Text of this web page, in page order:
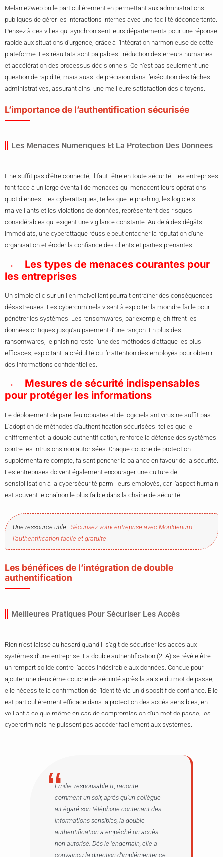
Melanie2web brille particulièrement en permettant aux administrations
publiques de gérer les interactions internes avec une facilité déconcertante.
Pensez à ces villes qui synchronisent leurs départements pour une réponse
rapide aux situations d’urgence, grâce à l’intégration harmonieuse de cette
plateforme. Les résultats sont palpables : réduction des erreurs humaines
et accélération des processus décisionnels. Ce n’est pas seulement une
question de rapidité, mais aussi de précision dans l’exécution des tâches
administratives, assurant ainsi une meilleure satisfaction des citoyens.
L’importance de l’authentification sécurisée
Les Menaces Numériques Et La Protection Des Données
Il ne suffit pas d’être connecté, il faut l’être en toute sécurité. Les entreprises
font face à un large éventail de menaces qui menacent leurs opérations
quotidiennes. Les cyberattaques, telles que le phishing, les logiciels
malveillants et les violations de données, représentent des risques
considérables qui exigent une vigilance constante. Au-delà des dégâts
immédiats, une cyberattaque réussie peut entacher la réputation d’une
organisation et éroder la confiance des clients et parties prenantes.
Les types de menaces courantes pour
les entreprises
Un simple clic sur un lien malveillant pourrait entraîner des conséquences
désastreuses. Les cybercriminels visent à exploiter la moindre faille pour
pénétrer les systèmes. Les ransomwares, par exemple, chiffrent les
données critiques jusqu’au paiement d’une rançon. En plus des
ransomwares, le phishing reste l’une des méthodes d’attaque les plus
efficaces, exploitant la crédulité ou l’inattention des employés pour obtenir
des informations confidentielles.
Mesures de sécurité indispensables
pour protéger les informations
Le déploiement de pare-feu robustes et de logiciels antivirus ne suffit pas.
L’adoption de méthodes d’authentification sécurisées, telles que le
chiffrement et la double authentification, renforce la défense des systèmes
contre les intrusions non autorisées. Chaque couche de protection
supplémentaire compte, faisant pencher la balance en faveur de la sécurité.
Les entreprises doivent également encourager une culture de
sensibilisation à la cybersécurité parmi leurs employés, car l’aspect humain
est souvent le chaînon le plus faible dans la chaîne de sécurité.
Une ressource utile : Sécurisez votre entreprise avec MonIdenum :
l’authentification facile et gratuite
Les bénéfices de l’intégration de double
authentification
Meilleures Pratiques Pour Sécuriser Les Accès
Rien n’est laissé au hasard quand il s’agit de sécuriser les accès aux
systèmes d’une entreprise. La double authentification (2FA) se révèle être
un rempart solide contre l’accès indésirable aux données. Conçue pour
ajouter une deuxième couche de sécurité après la saisie du mot de passe,
elle nécessite la confirmation de l’identité via un dispositif de confiance. Elle
est particulièrement efficace dans la protection des accès sensibles, en
veillant à ce que même en cas de compromission d’un mot de passe, les
cybercriminels ne puissent pas accéder facilement aux systèmes.
Emilie, responsable IT, raconte
comment un soir, après qu’un collègue
ait égaré son téléphone contenant des
informations sensibles, la double
authentification a empêché un accès
non autorisé. Dès le lendemain, elle a
convaincu la direction d’implémenter ce